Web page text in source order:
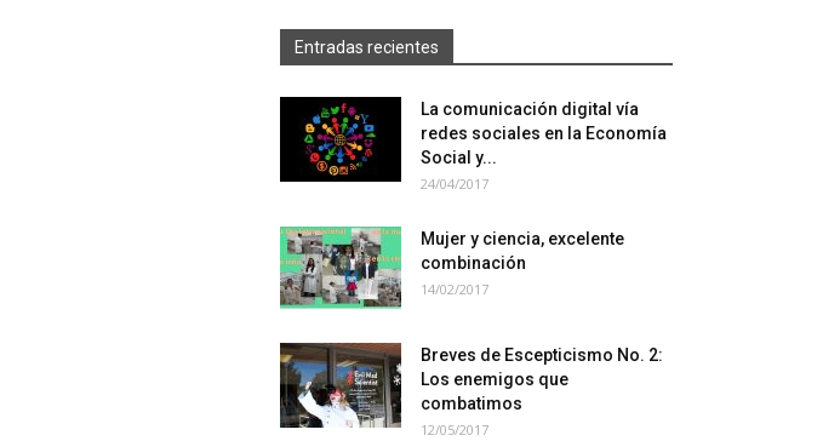
Entradas recientes
La comunicación digital vía
redes sociales en la Economía
Social y...
24/04/2017
Mujer y ciencia, excelente
combinación
14/02/2017
Breves de Escepticismo No. 2:
Los enemigos que
combatimos
12/05/2017